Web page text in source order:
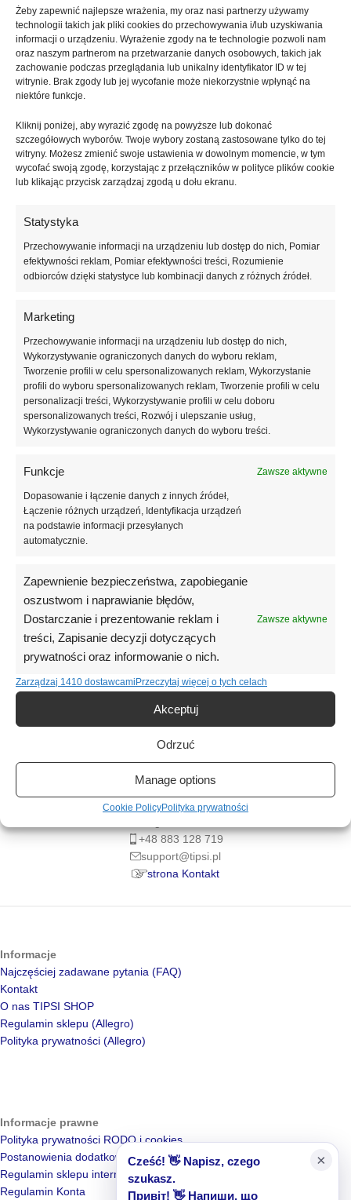
Żeby zapewnić najlepsze wrażenia, my oraz nasi partnerzy używamy
technologii takich jak pliki cookies do przechowywania i/lub uzyskiwania
informacji o urządzeniu. Wyrażenie zgody na te technologie pozwoli nam
oraz naszym partnerom na przetwarzanie danych osobowych, takich jak
zachowanie podczas przeglądania lub unikalny identyfikator ID w tej
witrynie. Brak zgody lub jej wycofanie może niekorzystnie wpłynąć na
niektóre funkcje.
Kliknij poniżej, aby wyrazić zgodę na powyższe lub dokonać
szczegółowych wyborów. Twoje wybory zostaną zastosowane tylko do tej
witryny. Możesz zmienić swoje ustawienia w dowolnym momencie, w tym
wycofać swoją zgodę, korzystając z przełączników w polityce plików cookie
lub klikając przycisk zarządzaj zgodą u dołu ekranu.
Statystyka
Przechowywanie informacji na urządzeniu lub dostęp do nich, Pomiar
efektywności reklam, Pomiar efektywności treści, Rozumienie
odbiorców dzięki statystyce lub kombinacji danych z różnych źródeł.
Marketing
Przechowywanie informacji na urządzeniu lub dostęp do nich,
Wykorzystywanie ograniczonych danych do wyboru reklam,
Tworzenie profili w celu spersonalizowanych reklam, Wykorzystanie
profili do wyboru spersonalizowanych reklam, Tworzenie profili w celu
personalizacji treści, Wykorzystywanie profili w celu doboru
spersonalizowanych treści, Rozwój i ulepszanie usług,
Wykorzystywanie ograniczonych danych do wyboru treści.
Funkcje Zawsze aktywne
Dopasowanie i łączenie danych z innych źródeł,
Łączenie różnych urządzeń, Identyfikacja urządzeń
na podstawie informacji przesyłanych
automatycznie.
Zapewnienie bezpieczeństwa, zapobieganie
oszustwom i naprawianie błędów,
Dostarczanie i prezentowanie reklam i
treści, Zapisanie decyzji dotyczących
prywatności oraz informowanie o nich.
Zawsze aktywne
Zarządzaj 1410 dostawcami Przeczytaj więcej o tych celach
Akceptuj
Odrzuć
Manage options
Cookie PolicyPolityka prywatności
GREEN
BIBLIOTEKA Moss №18 – zielony
lakier hybrydowy, 10 ml
41,00zł
10ml
(0)
BEIGE
BIBLIOTEKA Calm №17 –
beżowo-szary lakier hybrydowy,
SKU:
41,00zł
10ml
(0)
BROWN
BIBLIOTEKA Bark №08 – brązowy
lakier hybrydowy, 10 ml
BIBLIOTEKA Garnet №07 –
bordowy lakier hybrydowy, 10 ml
dostawa od 250 zł, wysyłka w 24h (dni robocze) i pomocna obsługa
klienta!
Piękno zaczyna się od Twoich działań!
+48 883 128 719
support@tipsi.pl
strona Kontakt
Informacje
Najczęściej zadawane pytania (FAQ)
Kontakt
O nas TIPSI SHOP
Regulamin sklepu (Allegro)
Polityka prywatności (Allegro)
Informacje prawne
Polityka prywatności RODO i cookies
Postanowienia dodatkowe – Ochrona danych
Regulamin sklepu internetowego
Regulamin Konta
Cześć! 👋 Napisz, czego
szukasz.
Привіт! 👋 Напиши, що
×